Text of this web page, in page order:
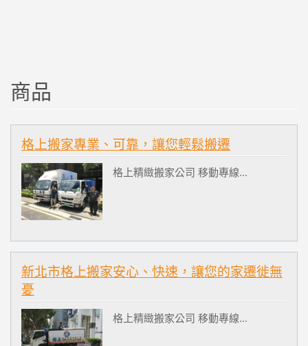
商品
格上搬家專業、可靠，讓您輕鬆搬遷
格上精緻搬家公司 移動專線...
新北市格上搬家安心、快速，讓您的家遷徙無
憂
格上精緻搬家公司 移動專線...